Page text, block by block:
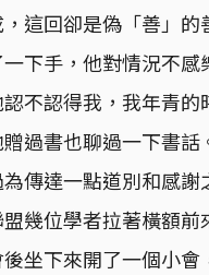
這回卻是偽「善」的
下手，他對情況不感
不認得我，我年青的
過書也聊過一下書話
傳達一點道別和感謝
幾位學者拉著橫額前
坐下來開了一個小會